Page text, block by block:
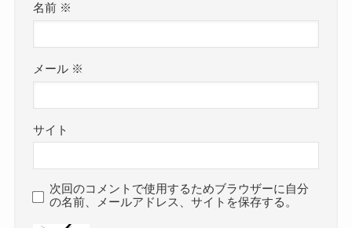
名前 ※
メール ※
サイト
次回のコメントで使用するためブラウザーに自分
の名前、メールアドレス、サイトを保存する。